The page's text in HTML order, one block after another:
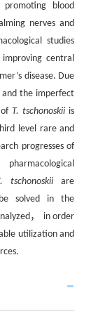
blood
nerves and
studies
central
disease. Due
the imperfect
ofT. tschonoskii is
level rare and
progresses of
pharmacological
tschonoskii are
solved in the
， in order
utilization and